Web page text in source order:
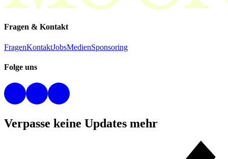
Fragen & Kontakt
FragenKontaktJobsMedienSponsoring
Folge uns
Verpasse keine Updates mehr